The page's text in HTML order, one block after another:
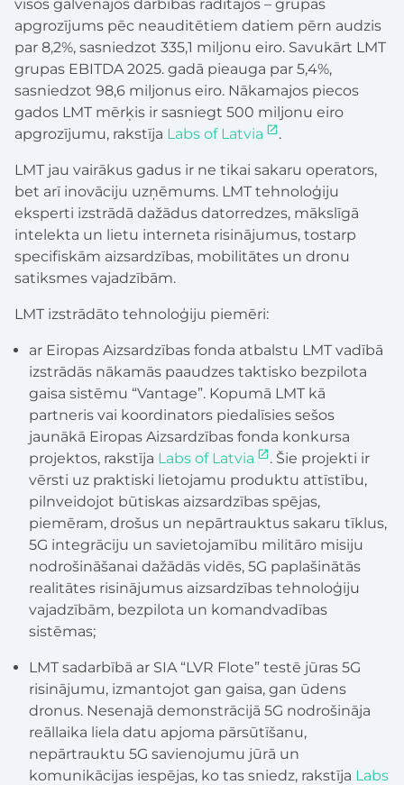
visos galvenajos darbības rādītājos – grupas
apgrozījums pēc neauditētiem datiem pērn audzis
par 8,2%, sasniedzot 335,1 miljonu eiro. Savukārt LMT
grupas EBITDA 2025. gadā pieauga par 5,4%,
sasniedzot 98,6 miljonus eiro. Nākamajos piecos
gados LMT mērķis ir sasniegt 500 miljonu eiro
apgrozījumu, rakstīja Labs of Latvia .
LMT jau vairākus gadus ir ne tikai sakaru operators,
bet arī inovāciju uzņēmums. LMT tehnoloģiju
eksperti izstrādā dažādus datorredzes, mākslīgā
intelekta un lietu interneta risinājumus, tostarp
specifiskām aizsardzības, mobilitātes un dronu
satiksmes vajadzībām.
LMT izstrādāto tehnoloģiju piemēri:
ar Eiropas Aizsardzības fonda atbalstu LMT vadībā
izstrādās nākamās paaudzes taktisko bezpilota
gaisa sistēmu “Vantage”. Kopumā LMT kā
partneris vai koordinators piedalīsies sešos
jaunākā Eiropas Aizsardzības fonda konkursa
projektos, rakstīja Labs of Latvia
. Šie projekti ir
vērsti uz praktiski lietojamu produktu attīstību,
pilnveidojot būtiskas aizsardzības spējas,
piemēram, drošus un nepārtrauktus sakaru tīklus,
5G integrāciju un savietojamību militāro misiju
nodrošināšanai dažādās vidēs, 5G paplašinātās
realitātes risinājumus aizsardzības tehnoloģiju
vajadzībām, bezpilota un komandvadības
sistēmas;
LMT sadarbībā ar SIA “LVR Flote” testē jūras 5G
risinājumu, izmantojot gan gaisa, gan ūdens
dronus. Nesenajā demonstrācijā 5G nodrošināja
reāllaika liela datu apjoma pārsūtīšanu,
nepārtrauktu 5G savienojumu jūrā un
komunikācijas iespējas, ko tas sniedz, rakstīja Labs